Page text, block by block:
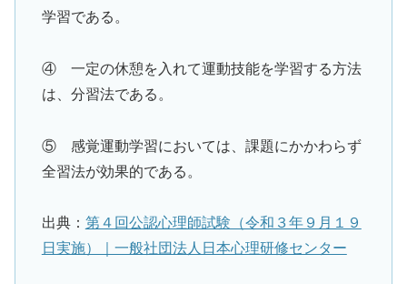
学習である。
④ 一定の休憩を入れて運動技能を学習する方法
は、分習法である。
⑤ 感覚運動学習においては、課題にかかわらず
全習法が効果的である。
出典： 第４回公認心理師試験（令和３年９月１９
日実施）｜一般社団法人日本心理研修センター